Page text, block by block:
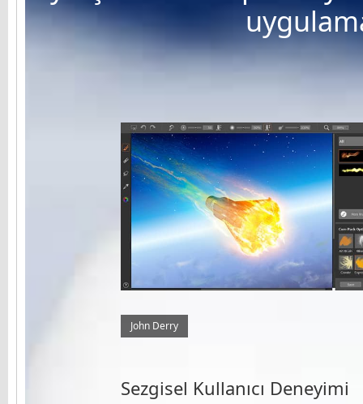
John Derry
Sezgisel Kullanıcı Deneyimi